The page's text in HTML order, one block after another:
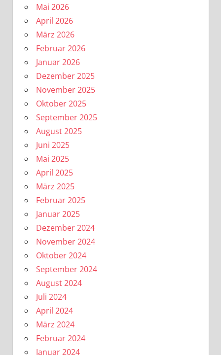
Mai 2026
April 2026
März 2026
Februar 2026
Januar 2026
Dezember 2025
November 2025
Oktober 2025
September 2025
August 2025
Juni 2025
Mai 2025
April 2025
März 2025
Februar 2025
Januar 2025
Dezember 2024
November 2024
Oktober 2024
September 2024
August 2024
Juli 2024
April 2024
März 2024
Februar 2024
Januar 2024